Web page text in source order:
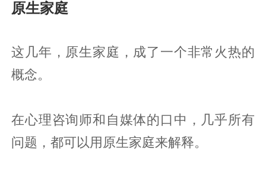
原生家庭
这几年，原生家庭，成了一个非常火热的
概念。
在心理咨询师和自媒体的口中，几乎所有
问题，都可以用原生家庭来解释。